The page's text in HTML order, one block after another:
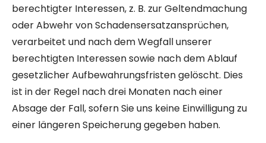
berechtigter Interessen, z. B. zur Geltendmachung
oder Abwehr von Schadensersatzansprüchen,
verarbeitet und nach dem Wegfall unserer
berechtigten Interessen sowie nach dem Ablauf
gesetzlicher Aufbewahrungsfristen gelöscht. Dies
ist in der Regel nach drei Monaten nach einer
Absage der Fall, sofern Sie uns keine Einwilligung zu
einer längeren Speicherung gegeben haben.